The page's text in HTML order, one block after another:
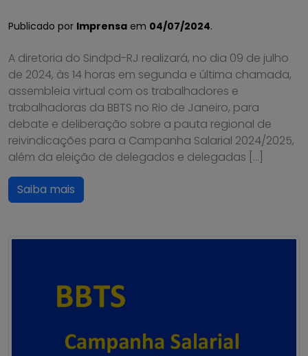
Publicado por Imprensa em 04/07/2024.
A diretoria do Sindpd-RJ realizará, no dia 09 de julho
de 2024, às 14 horas em segunda e última chamada,
assembleia virtual com os trabalhadores e
trabalhadoras da BBTS no Rio de Janeiro, para
debate e deliberação sobre a pauta regional de
reivindicações para a Campanha Salarial 2024/2025,
além da eleição de delegados e delegadas […]
Saiba mais